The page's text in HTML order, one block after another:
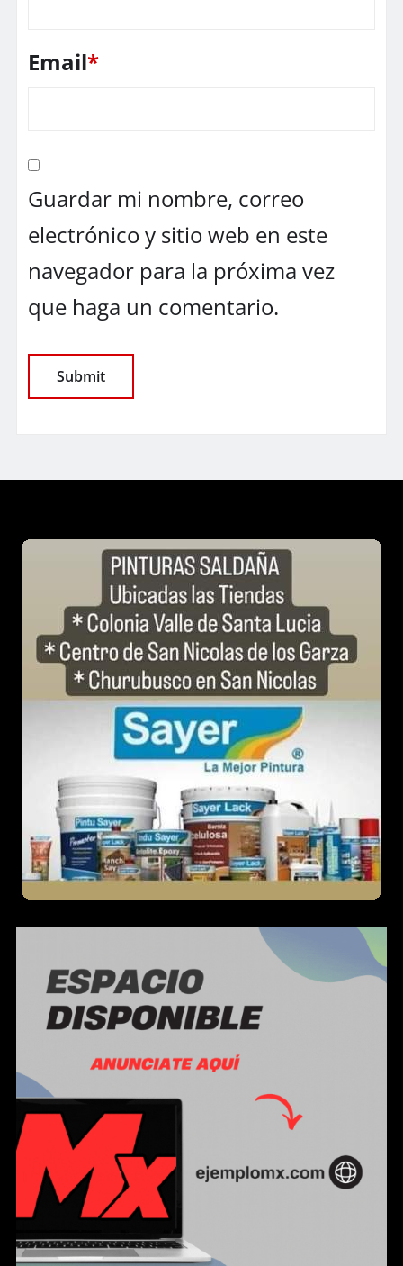
Email*
Guardar mi nombre, correo
electrónico y sitio web en este
navegador para la próxima vez
que haga un comentario.